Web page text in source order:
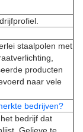
staalpolen met
producten
naar vele
bedrijven?
bedrijf dat